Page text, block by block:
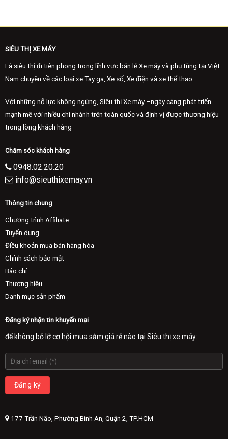
SIÊU THỊ XE MÁY
Là siêu thị đi tiên phong trong lĩnh vực bán lẻ Xe máy và phụ tùng tại Việt
Nam chuyên về các loại xe Tay ga, Xe số, Xe điện và xe thể thao.
Với những nỗ lực không ngừng, Siêu thị Xe máy –ngày càng phát triển
mạnh mẽ với nhiều chi nhánh trên toàn quốc và định vị được thương hiệu
trong lòng khách hàng
Chăm sóc khách hàng
0948.02.20.20
info@sieuthixemay.vn
Thông tin chung
Chương trình Afﬁliate
Tuyển dụng
Điều khoản mua bán hàng hóa
Chính sách bảo mật
Báo chí
Thương hiệu
Danh mục sản phẩm
Đăng ký nhận tin khuyến mại
để không bỏ lỡ cơ hội mua sắm giá rẻ nào tại Siêu thị xe máy:
177 Trần Não, Phường Bình An, Quận 2, TP.HCM